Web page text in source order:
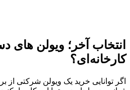
انتخاب آخر؛ ویولن های
کارخانه‌ای؟
اگر توانایی خرید یک ویولن شرکتی از